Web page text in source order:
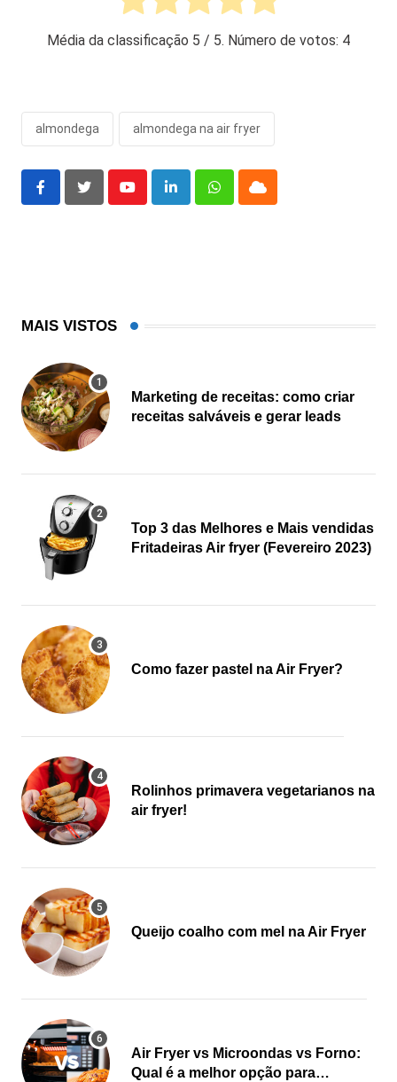
Média da classificação 5 / 5. Número de votos: 4
almondega almondega na air fryer
YoutubeLinkedInWhatsappCloud
MAIS VISTOS
Marketing de receitas: como criar
receitas salváveis e gerar leads
Top 3 das Melhores e Mais vendidas
Fritadeiras Air fryer (Fevereiro 2023)
Como fazer pastel na Air Fryer?
Rolinhos primavera vegetarianos na
air fryer!
Queijo coalho com mel na Air Fryer
Air Fryer vs Microondas vs Forno:
Qual é a melhor opção para